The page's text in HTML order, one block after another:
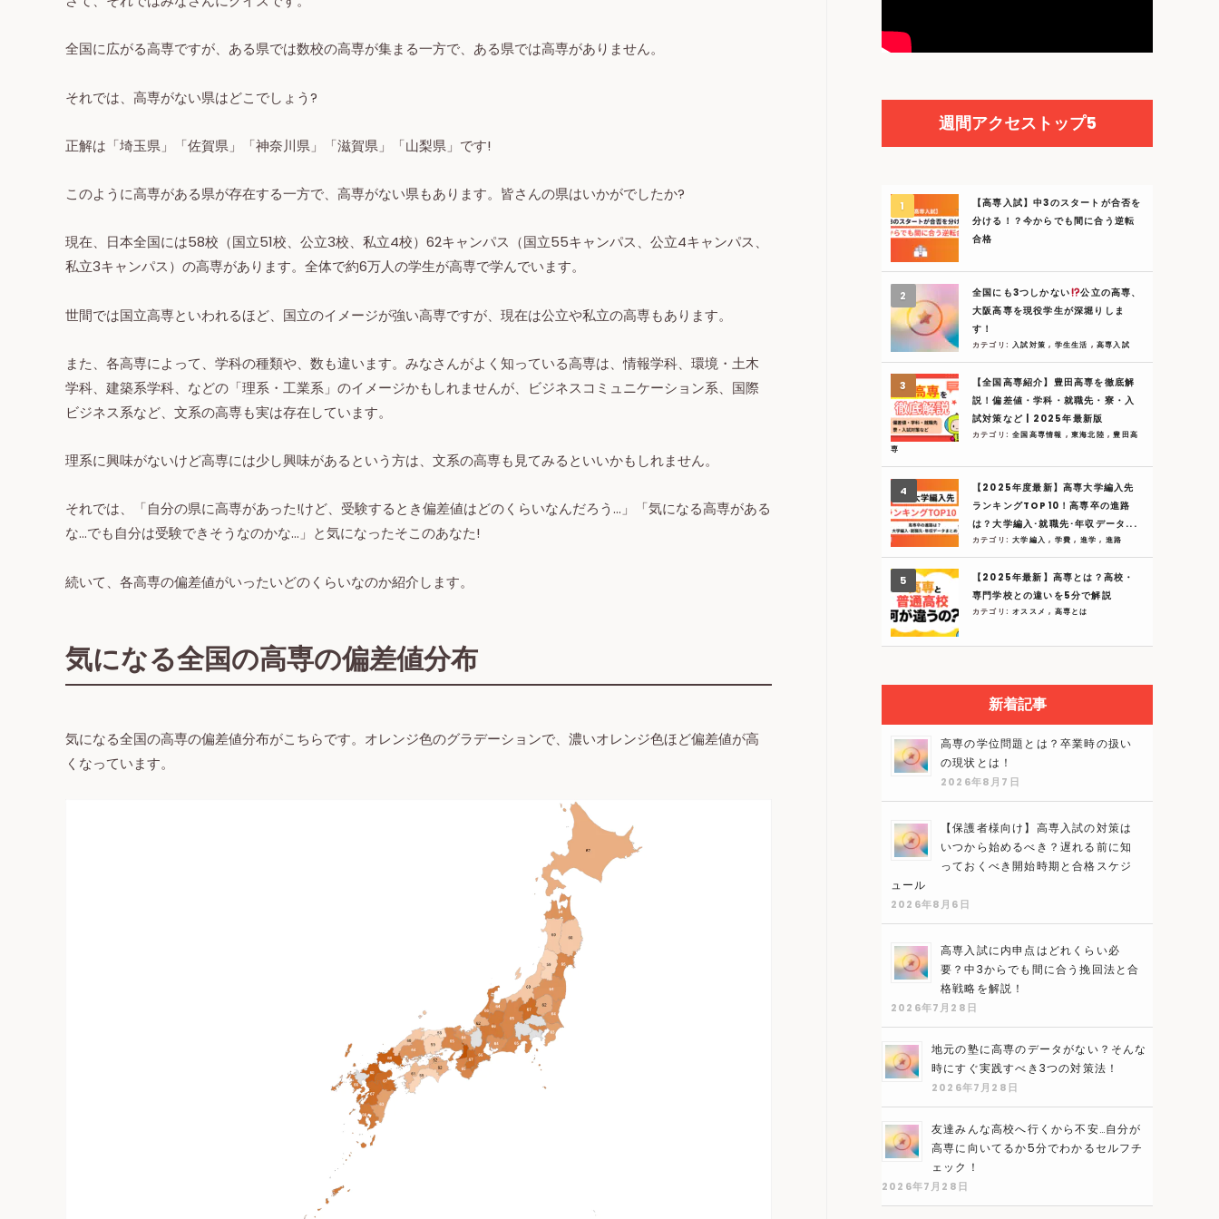
全国に広がる高専ですが、ある県では数校の高専が集まる一方で、ある県では高専がありません。
それでは、高専がない県はどこでしょう?
正解は「埼玉県」「佐賀県」「神奈川県」「滋賀県」「山梨県」です!
このように高専がある県が存在する一方で、高専がない県もあります。皆さんの県はいかがでしたか?
現在、日本全国には58校（国立51校、公立3校、私立4校）62キャンパス（国立55キャンパス、公立4キャンパス、
私立3キャンパス）の高専があります。全体で約6万人の学生が高専で学んでいます。
世間では国立高専といわれるほど、国立のイメージが強い高専ですが、現在は公立や私立の高専もあります。
また、各高専によって、学科の種類や、数も違います。みなさんがよく知っている高専は、情報学科、環境・土木
学科、建築系学科、などの「理系・工業系」のイメージかもしれませんが、ビジネスコミュニケーション系、国際
ビジネス系など、文系の高専も実は存在しています。
理系に興味がないけど高専には少し興味があるという方は、文系の高専も見てみるといいかもしれません。
それでは、「自分の県に高専があった!けど、受験するとき偏差値はどのくらいなんだろう…」「気になる高専がある
な…でも自分は受験できそうなのかな…」と気になったそこのあなた!
続いて、各高専の偏差値がいったいどのくらいなのか紹介します。
気になる全国の高専の偏差値分布
気になる全国の高専の偏差値分布がこちらです。オレンジ色のグラデーションで、濃いオレンジ色ほど偏差値が高
くなっています。
週間アクセストップ5
【高専入試】中3のスタートが合否を
分ける！？今からでも間に合う逆転
合格
全国にも3つしかない
公立の高専、
大阪高専を現役学生が深堀りしま
す！
カテゴリ: 入試対策, 学生生活 ,高専入試
【全国高専紹介】豊田高専を徹底解
説！偏差値・学科・就職先・寮・入
試対策など | 2025年最新版
カテゴリ:全国高専情報 ,東海北陸,豊田高
専
【2025年度最新】高専大学編入先
ランキングTOP10！高専卒の進路
は？大学編入･就職先･年収データ...
カテゴリ:大学編入, 学費, 進学, 進路
【2025年最新】高専とは？高校・
専門学校との違いを5分で解説
カテゴリ:オススメ, 高専とは
新着記事
高専の学位問題とは？卒業時の扱い
の現状とは！
2026年8月7日
【保護者様向け】高専入試の対策は
いつから始めるべき？遅れる前に知
っておくべき開始時期と合格スケジ
ュール
2026年8月6日
高専入試に内申点はどれくらい必
要？中3からでも間に合う挽回法と合
格戦略を解説！
2026年7月28日
地元の塾に高専のデータがない？そんな
時にすぐ実践すべき3つの対策法！
2026年7月28日
友達みんな高校へ行くから不安…自分が
高専に向いてるか5分でわかるセルフチ
ェック！
2026年7月28日